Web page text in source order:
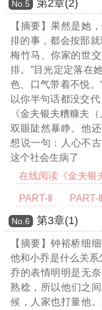
Νο.5 第2章(2)
【摘要】果然是她
排的事，都会按部
梅竹马、你家的世
排。”目光定定落在
色、口气带着不悦
以你半句话都没交
《金夫银夫糟糠夫
双眼陡然暴睁。他
想说一句：人心不
这个社会生病了
在线阅读《金夫银
PART-Ⅱ PART-Ⅲ
Νο.6 第3章(1)
【摘要】钟裕桥细
他和小乔是什么关系
乔的表情明明是无
熟稔，所以他们之
候，人家也打量他